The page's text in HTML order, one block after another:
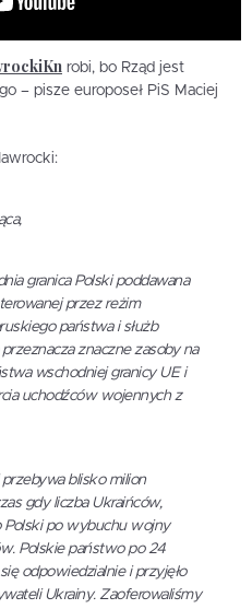
robi, bo Rząd jest
– pisze europoseł PiS Maciej
granica Polski poddawana
przez reżim
państwa i służb
znaczne zasoby na
wschodniej granicy UE i
uchodźców wojennych z
blisko milion
gdy liczba Ukraińców,
po wybuchu wojny
Polskie państwo po 24
odpowiedzialnie i przyjęło
Ukrainy. Zaoferowaliśmy